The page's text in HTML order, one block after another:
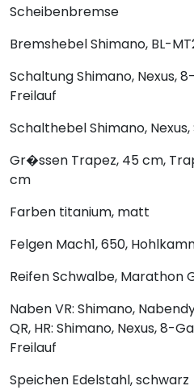
Scheibenbremse
BremshebelShimano, BL-
SchaltungShimano, Nexus,
Freilauf
SchalthebelShimano,
Gr�ssen Trapez, 45 cm,
cm
Farben titanium, matt
Felgen Mach1, 650,
ReifenSchwalbe, Marathon
NabenVR: Shimano,
QR, HR: Shimano, Nexus, 8-
Freilauf
Speichen Edelstahl, schwarz